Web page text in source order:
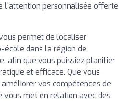
l'attention personnalisée offerte
permet de localiser
dans la région de
afin que vous puissiez planifier
et efficace. Que vous
vos compétences de
vous met en relation avec des